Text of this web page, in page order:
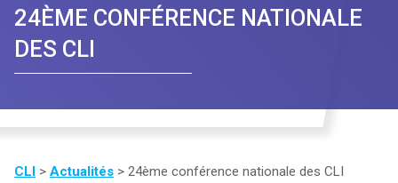
24ÈME CONFÉRENCE NATIONALE
DES CLI
CLI > Actualités > 24ème conférence nationale des CLI